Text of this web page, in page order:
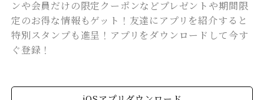
ンや会員だけの限定クーポンなどプレゼントや期間限
定のお得な情報もゲット！友達にアプリを紹介すると
特別スタンプも進呈！アプリをダウンロードして今す
ぐ登録！